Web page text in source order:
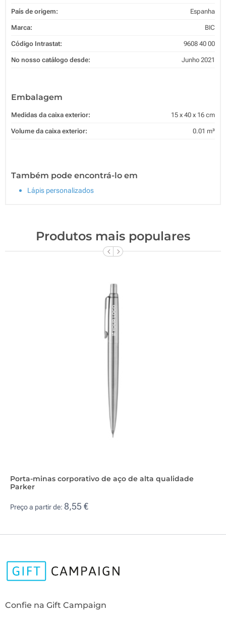
País de origem: Espanha
Marca: BIC
Código Intrastat: 9608 40 00
No nosso catálogo desde: Junho 2021
Embalagem
Medidas da caixa exterior: 15 x 40 x 16 cm
Volume da caixa exterior: 0.01 m³
Também pode encontrá-lo em
Lápis personalizados
Produtos mais populares
Porta-minas corporativo de aço de alta qualidade
Parker
Preço a partir de: 8,55 €
Confie na Gift Campaign